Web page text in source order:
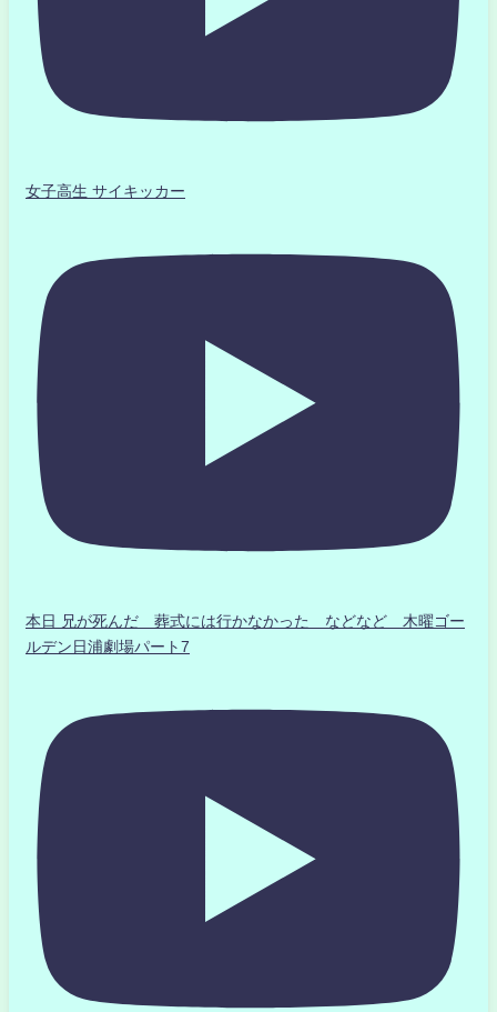
女子高生 サイキッカー
本日 兄が死んだ 葬式には行かなかった などなど 木曜ゴー
ルデン日浦劇場パート7